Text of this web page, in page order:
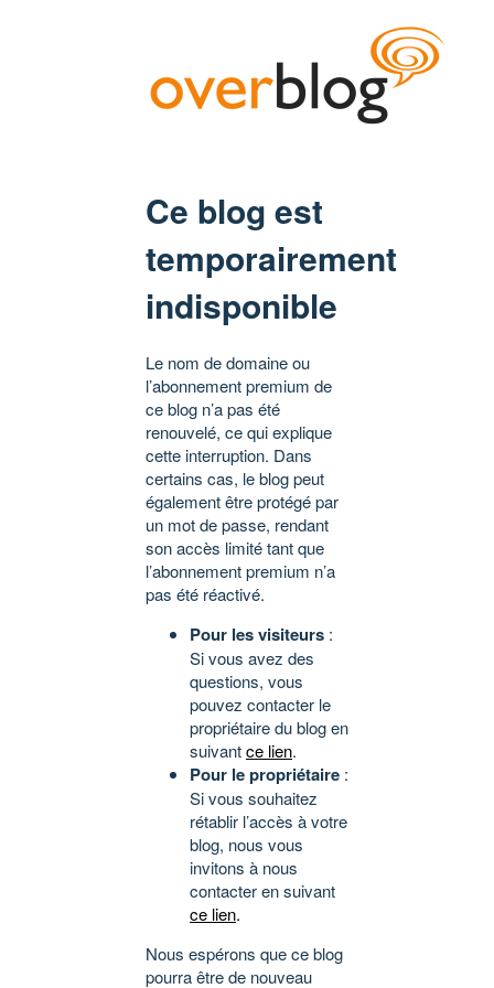
Ce blog est
temporairement
indisponible
Le nom de domaine ou
l’abonnement premium de
ce blog n’a pas été
renouvelé, ce qui explique
cette interruption. Dans
certains cas, le blog peut
également être protégé par
un mot de passe, rendant
son accès limité tant que
l’abonnement premium n’a
pas été réactivé.
Pour les visiteurs :
Si vous avez des
questions, vous
pouvez contacter le
propriétaire du blog en
suivantce lien.
Pour le propriétaire :
Si vous souhaitez
rétablir l’accès à votre
blog, nous vous
invitons à nous
contacter en suivant
ce lien.
Nous espérons que ce blog
pourra être de nouveau